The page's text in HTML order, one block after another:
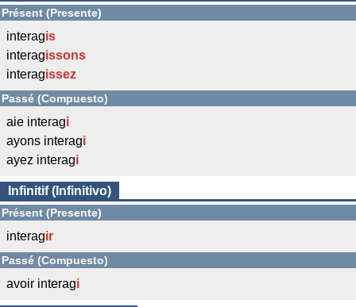
Présent (Presente)
interagis
interagissons
interagissez
Passé (Compuesto)
aie interagi
ayons interagi
ayez interagi
Infinitif (Infinitivo)
Présent (Presente)
interagir
Passé (Compuesto)
avoir interagi